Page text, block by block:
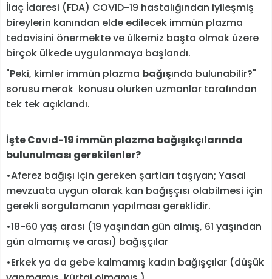
İlaç İdaresi (FDA) COVID-19 hastalığından iyileşmiş
bireylerin kanından elde edilecek immün plazma
tedavisini önermekte ve ülkemiz başta olmak üzere
birçok ülkede uygulanmaya başlandı.
"Peki, kimler immün plazma bağışında bulunabilir?"
sorusu merak konusu olurken uzmanlar tarafından
tek tek açıklandı.
İşte Covıd-19 immün plazma bağışıkçılarında
bulunulması gerekilenler?
•Aferez bağışı için gereken şartları taşıyan; Yasal
mevzuata uygun olarak kan bağışçısı olabilmesi için
gerekli sorgulamanın yapılması gereklidir.
•18-60 yaş arası (19 yaşından gün almış, 61 yaşından
gün almamış ve arası) bağışçılar
•Erkek ya da gebe kalmamış kadın bağışçılar (düşük